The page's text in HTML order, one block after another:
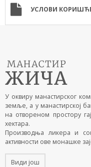
УСЛОВИ
У оквиру манастирског
земље, а у манастирској
на отвореном простору
хектара.
Производња ликера и
активности ове монашке
Види још